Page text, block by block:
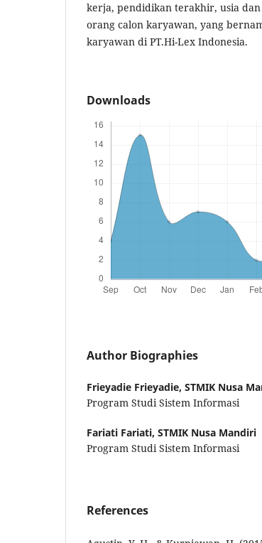
kerja, pendidikan terakhir, usia
orang calon karyawan, yang
karyawan di PT.Hi-Lex Indonesia.
Downloads
Author Biographies
Frieyadie Frieyadie, STMIK Nusa
Program Studi Sistem Informasi
Fariati Fariati, STMIK Nusa Mandiri
Program Studi Sistem Informasi
References